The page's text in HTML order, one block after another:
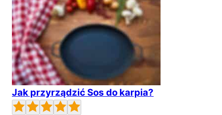
Jak przyrządzić Sos do karpia?